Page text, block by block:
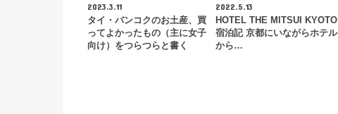
2023.3.11
タイ・バンコクのお土産、買
ってよかったもの（主に女子
向け）をつらつらと書く
2022.5.13
HOTEL THE MITSUI KYOTO
宿泊記 京都にいながらホテル
から…